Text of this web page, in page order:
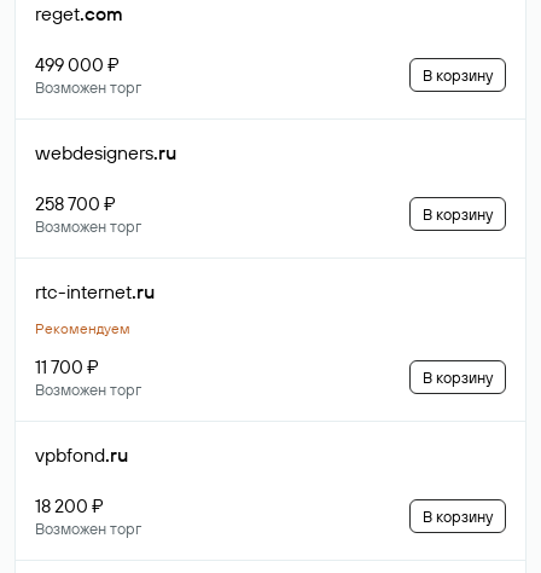
reget.com
499 000 ₽
Возможен торг
В корзину
webdesigners.ru
258 700 ₽
Возможен торг
В корзину
rtc-internet.ru
Рекомендуем
11 700 ₽
Возможен торг
В корзину
vpbfond.ru
18 200 ₽
Возможен торг
В корзину